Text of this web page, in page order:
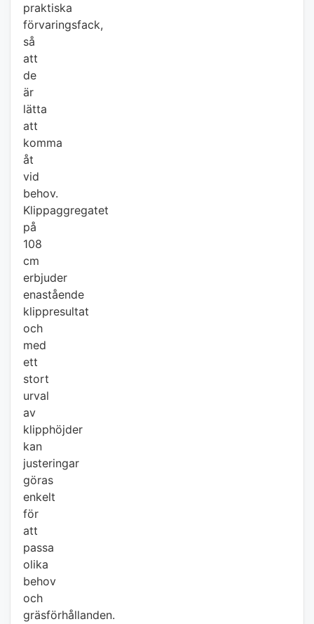
praktiska
förvaringsfack,
så
att
de
är
lätta
att
komma
åt
vid
behov.
Klippaggregatet
på
108
cm
erbjuder
enastående
klippresultat
och
med
ett
stort
urval
av
klipphöjder
kan
justeringar
göras
enkelt
för
att
passa
olika
behov
och
gräsförhållanden.